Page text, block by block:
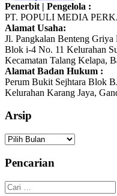
Penerbit | Pengelola :
PT. POPULI MEDIA
Alamat Usaha:
Jl. Pangkalan Benteng Griya
Blok i-4 No. 11 Kelurahan
Kecamatan Talang Kelapa,
Alamat Badan Hukum :
Perum Bukit Sejhtara Blok
Kelurahan Karang Jaya,
Arsip
Arsip
Pencarian
Cari